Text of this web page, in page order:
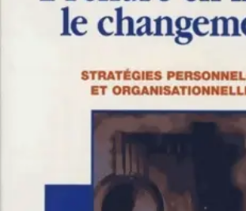
Mes Finances BE
Technologie et Finances
Gestion des Dettes
Gestion de Crédit
Mes Finances BE